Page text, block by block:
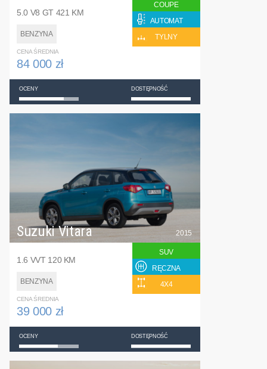
5.0 V8 GT 421 KM
BENZYNA
COUPE
AUTOMAT
TYLNY
CENA ŚREDNIA
84 000 zł
OCENY DOSTĘPNOŚĆ
Suzuki Vitara
1.6 VVT 120 KM
BENZYNA
2015
SUV
RĘCZNA
4X4
CENA ŚREDNIA
39 000 zł
OCENY DOSTĘPNOŚĆ